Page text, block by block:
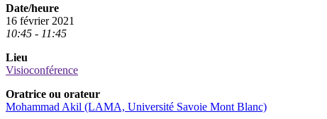
Date/heure
16 février 2021
10:45 - 11:45
Lieu
Visioconférence
Oratrice ou orateur
Mohammad Akil (LAMA, Université Savoie Mont Blanc)